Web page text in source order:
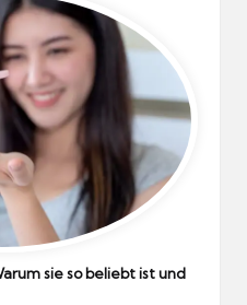
sie so beliebt ist und